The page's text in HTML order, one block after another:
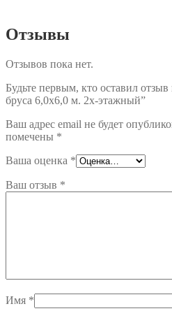
Отзывы
Отзывов пока нет.
Будьте первым, кто оставил
бруса 6,0х6,0 м. 2х-этажный”
Ваш адрес email не будет
помечены *
Ваша оценка *
Ваш отзыв *
Имя *